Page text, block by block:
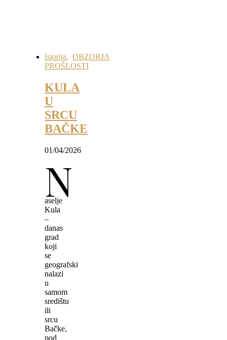
Istorija, OBZORJA
PROŠLOSTI
KULA
U
SRCU
BAČKE
01/04/2026
N
aselje
Kula
–
danas
grad
koji
se
geografski
nalazi
u
samom
središtu
ili
srcu
Bačke,
pod